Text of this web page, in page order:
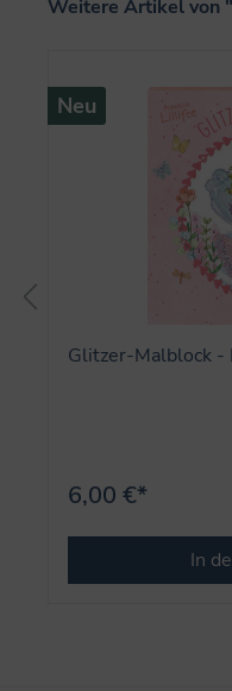
Produktgalerie
Weitere Artikel von
Neu
Glitzer-Malblock -
6,00 €*
In